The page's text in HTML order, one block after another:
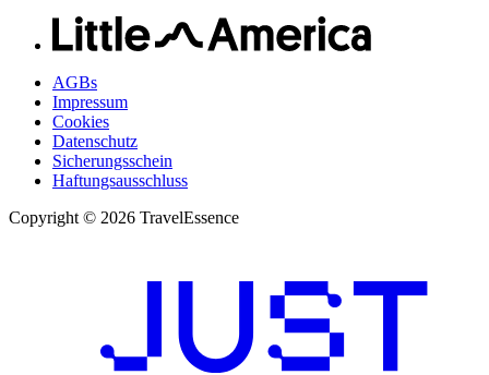
AGBs
Impressum
Cookies
Datenschutz
Sicherungsschein
Haftungsausschluss
Copyright © 2026 TravelEssence